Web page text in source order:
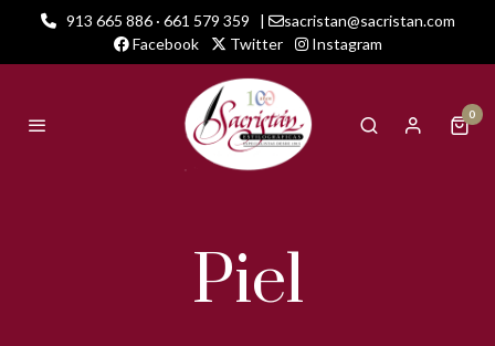
913 665 886 · 661 579 359 |
sacristan@sacristan.com
Facebook
Twitter Instagram
0
Piel